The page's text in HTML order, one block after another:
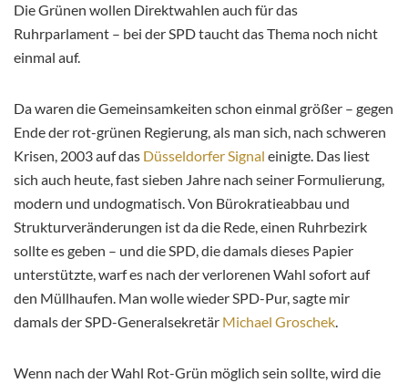
Die Grünen wollen Direktwahlen auch für das
Ruhrparlament – bei der SPD taucht das Thema noch nicht
einmal auf.
Da waren die Gemeinsamkeiten schon einmal größer – gegen
Ende der rot-grünen Regierung, als man sich, nach schweren
Krisen, 2003 auf das Düsseldorfer Signal einigte. Das liest
sich auch heute, fast sieben Jahre nach seiner Formulierung,
modern und undogmatisch. Von Bürokratieabbau und
Strukturveränderungen ist da die Rede, einen Ruhrbezirk
sollte es geben – und die SPD, die damals dieses Papier
unterstützte, warf es nach der verlorenen Wahl sofort auf
den Müllhaufen. Man wolle wieder SPD-Pur, sagte mir
damals der SPD-Generalsekretär Michael Groschek.
Wenn nach der Wahl Rot-Grün möglich sein sollte, wird die